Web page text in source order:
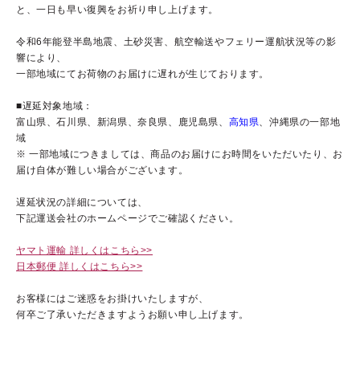
商品の使い方
ブランドコンセプト
オールインワンの魅力
CANADELのこだわり
定期便サービス
と、一日も早い復興をお祈り申し上げます。
令和6年能登半島地震、土砂災害、航空輸送やフェリー運航状況等の影
響により、
一部地域にてお荷物のお届けに遅れが生じております。
■遅延対象地域：
富山県、石川県、新潟県、奈良県、鹿児島県、 高知県、沖縄県の一部地
域
※ 一部地域につきましては、商品のお届けにお時間をいただいたり、お
届け自体が難しい場合がございます。
遅延状況の詳細については、
下記運送会社のホームページでご確認ください。
ヤマト運輸 詳しくはこちら>>
日本郵便 詳しくはこちら>>
お客様にはご迷惑をお掛けいたしますが、
何卒ご了承いただきますようお願い申し上げます。